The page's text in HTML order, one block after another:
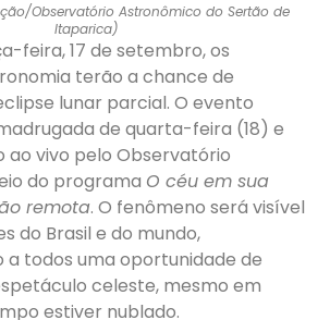
Observatório Astronômico do Sertão de
Itaparica)
feira, 17 de setembro, os
terão a chance de
lunar parcial. O evento
de quarta-feira (18) e
ao vivo pelo Observatório
do programa O céu em sua
remota. O fenômeno será visível
do Brasil e do mundo,
todos uma oportunidade de
celeste, mesmo em
estiver nublado.